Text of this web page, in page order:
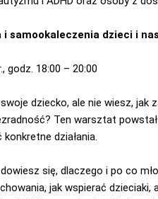
i samookaleczenia dzieci i
godz. 18:00 – 20:00
dziecko, ale nie wiesz,
Ten warsztat
działania.
się, dlaczego i po co
jak wspierać